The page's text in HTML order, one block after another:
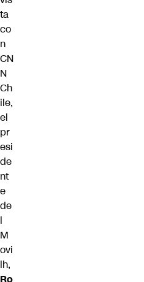
ta
co
n
CN
N
Ch
ile,
el
pr
esi
de
nt
e
de
l
M
ovi
lh,
Ro